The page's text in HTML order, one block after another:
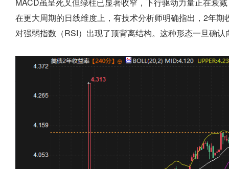
在更大周期的日线维度上，有技术分析师明确指出，2年
对强弱指数（RSI）出现了顶背离结构。这种形态一旦确